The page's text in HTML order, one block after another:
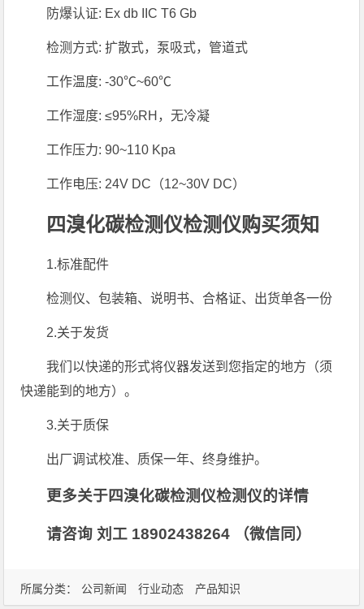
防爆认证: Ex db IIC T6 Gb
检测方式: 扩散式，泵吸式，管道式
工作温度: -30℃~60℃
工作湿度: ≤95%RH，无冷凝
工作压力: 90~110 Kpa
工作电压: 24V DC（12~30V DC）
四溴化碳检测仪检测仪购买须知
1.标准配件
检测仪、包装箱、说明书、合格证、出货单各一份
2.关于发货
我们以快递的形式将仪器发送到您指定的地方（须
快递能到的地方）。
3.关于质保
出厂调试校准、质保一年、终身维护。
更多关于四溴化碳检测仪检测仪的详情
请咨询 刘工 18902438264 （微信同）
所属分类： 公司新闻 行业动态 产品知识